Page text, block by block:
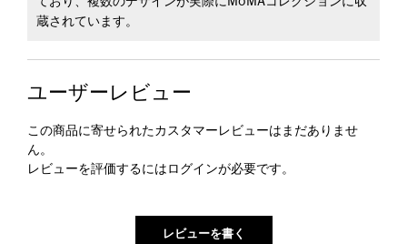
蔵されています。
ユーザーレビュー
この商品に寄せられたカスタマーレビューはまだありませ
ん。
レビューを評価するには ログインが必要です。